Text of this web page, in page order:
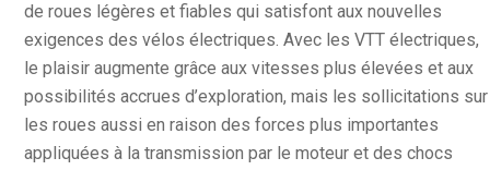
de roues légères et fiables qui satisfont aux nouvelles
exigences des vélos électriques. Avec les VTT électriques,
le plaisir augmente grâce aux vitesses plus élevées et aux
possibilités accrues d’exploration, mais les sollicitations sur
les roues aussi en raison des forces plus importantes
appliquées à la transmission par le moteur et des chocs